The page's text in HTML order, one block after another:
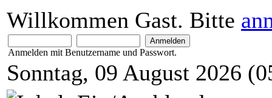
Willkommen Gast. Bitte
Anmelden mit Benutzername und Passwort.
Sonntag, 09 August 2026